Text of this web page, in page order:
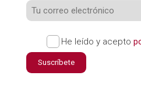
He leído y acepto
Suscríbete